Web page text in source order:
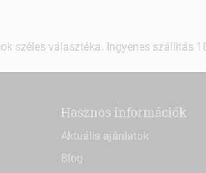
széles választéka. Ingyenes szállítás
Hasznos információk
Aktuális ajánlatok
Blog